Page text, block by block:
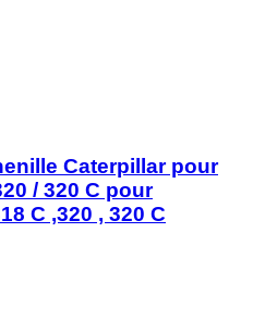
Caterpillar pour
/ 320 C pour
C ,320 , 320 C